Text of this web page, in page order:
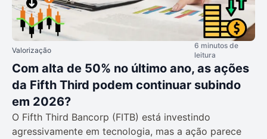
Valorização
6 minutos de
leitura
Com alta de 50% no último ano, as ações
da Fifth Third podem continuar subindo
em 2026?
O Fifth Third Bancorp (FITB) está investindo
agressivamente em tecnologia, mas a ação parece